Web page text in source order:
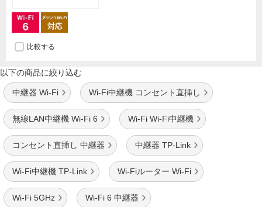
比較する
以下の商品に絞り込む
中継器 Wi-Fi Wi-Fi中継機 コンセント直挿し
無線LAN中継機 Wi-Fi 6 Wi-Fi Wi-Fi中継機
コンセント直挿し 中継器 中継器 TP-Link
Wi-Fi中継機 TP-Link Wi-Fiルーター Wi-Fi
Wi-Fi 5GHz Wi-Fi 6 中継器